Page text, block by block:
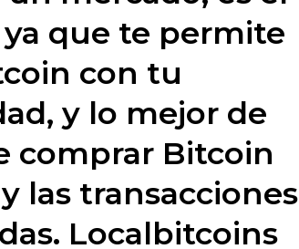
que te permite
con tu
y lo mejor de
comprar Bitcoin
las transacciones
Localbitcoins